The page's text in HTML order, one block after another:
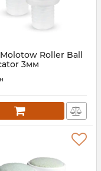
Roller Ball
3мм